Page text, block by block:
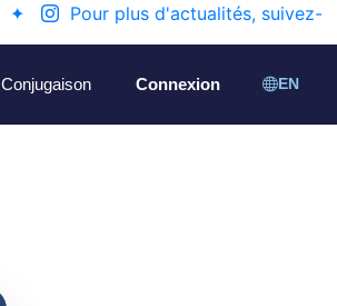
✦
Pour plus d'actualités, suivez-
Conjugaison Connexion EN